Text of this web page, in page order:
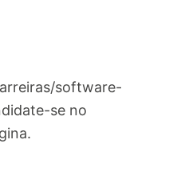
software-
se no